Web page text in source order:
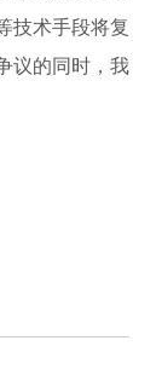
技术手段将复
议的同时，我